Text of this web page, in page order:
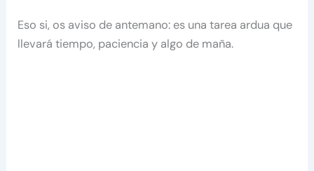
Eso si, os aviso de antemano: es una tarea ardua que
llevará tiempo, paciencia y algo de maña.